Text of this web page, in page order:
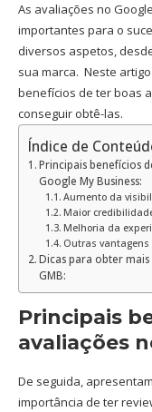
As avaliações no
importantes para o
diversos aspetos,
sua marca. Neste
benefícios de ter boas
conseguir obtê-las.
Índice de
Principais benefícios
Google My Business:
Aumento da
Maior
Melhoria da
Outras vantagens
Dicas para obter
GMB:
Principais
avaliações
De seguida,
importância de ter